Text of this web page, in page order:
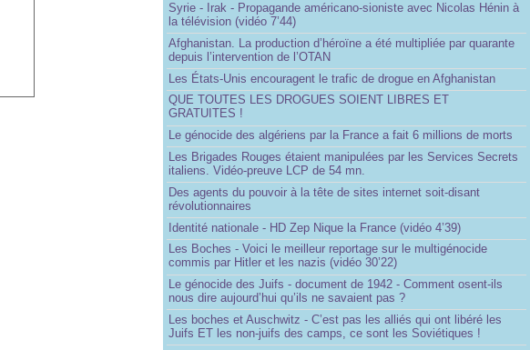
Syrie - Irak - Propagande américano-sioniste avec Nicolas Hénin à
la télévision (vidéo 7’44)
Afghanistan. La production d’héroïne a été multipliée par quarante
depuis l’intervention de l’OTAN
Les États-Unis encouragent le trafic de drogue en Afghanistan
QUE TOUTES LES DROGUES SOIENT LIBRES ET
GRATUITES !
Le génocide des algériens par la France a fait 6 millions de morts
Les Brigades Rouges étaient manipulées par les Services Secrets
italiens. Vidéo-preuve LCP de 54 mn.
Des agents du pouvoir à la tête de sites internet soit-disant
révolutionnaires
Identité nationale - HD Zep Nique la France (vidéo 4’39)
Les Boches - Voici le meilleur reportage sur le multigénocide
commis par Hitler et les nazis (vidéo 30’22)
Le génocide des Juifs - document de 1942 - Comment osent-ils
nous dire aujourd’hui qu’ils ne savaient pas ?
Les boches et Auschwitz - C’est pas les alliés qui ont libéré les
Juifs ET les non-juifs des camps, ce sont les Soviétiques !